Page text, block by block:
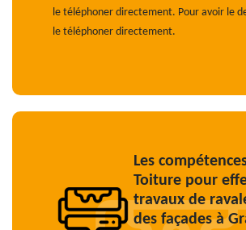
le téléphoner directement. Pour avoir le
le téléphoner directement.
Les
Toiture pour
travaux de
des façades à